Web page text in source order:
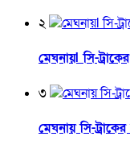
২
মেঘনায়l সি-
৩
মেঘনায় সি-